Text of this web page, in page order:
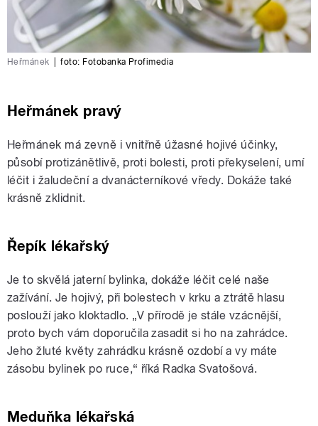
Heřmánek foto:Fotobanka Profimedia
Heřmánek pravý
Heřmánek má zevně i vnitřně úžasné hojivé účinky,
působí protizánětlivě, proti bolesti, proti překyselení, umí
léčit i žaludeční a dvanácterníkové vředy. Dokáže také
krásně zklidnit.
Řepík lékařský
Je to skvělá jaterní bylinka, dokáže léčit celé naše
zažívání. Je hojivý, při bolestech v krku a ztrátě hlasu
poslouží jako kloktadlo. „V přírodě je stále vzácnější,
proto bych vám doporučila zasadit si ho na zahrádce.
Jeho žluté květy zahrádku krásně ozdobí a vy máte
zásobu bylinek po ruce,“ říká Radka Svatošová.
Meduňka lékařská